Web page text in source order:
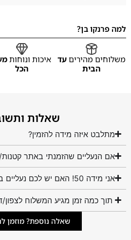
למה פרנקו בן?
משלוחים מהיריםעד
הבית
איכות ונוחות
הכל
שאלות
מתלבט איזה מידה להזמין?
אם הנעליים שהזמנתי באתר
אני מידה 50! האם יש לכם נעליים במידה שלי?
תוך כמה זמן מגיע המשלוח
שאלה נוספת? מוזמן